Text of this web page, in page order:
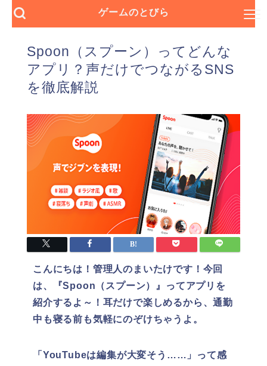
ゲームのとびら
Spoon（スプーン）ってどんな
アプリ？声だけでつながるSNS
を徹底解説
こんにちは！管理人のまいたけです！今回
は、『Spoon（スプーン）』ってアプリを
紹介するよ～！耳だけで楽しめるから、通勤
中も寝る前も気軽にのぞけちゃうよ。
「YouTubeは編集が大変そう……」って感